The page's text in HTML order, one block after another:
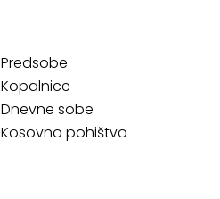
Predsobe
Kopalnice
Dnevne sobe
Kosovno pohištvo